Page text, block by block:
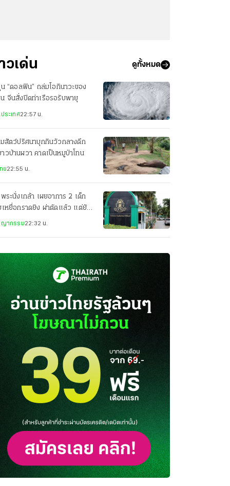
วเด่น ดูทั้งหมด
น “ดอลฟิน” ถล่มโอกินาวะของ
จีนสั่งปิดท่าเรือรอรับพายุ
ระเทศ22:57 น.
มสัตว์ปริศนาบุกกินวัวกลางดึก
าวบ้านผวา คาดเป็นหมูป่าโทน
ย22:55 น.
ระนั่งเกล้า เผยอาการ 2 เด็ก
เหยื่อกราดยิง ผ่าตัดแล้ว แต่ยัง
ญากรรม22:32 น.